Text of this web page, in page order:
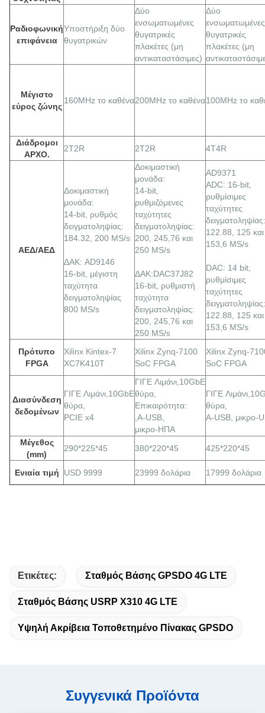
Ραδιοφωνική
επιφάνεια
Υποστήριξη δύο
θυγατρικών
Δύο
ενσωματωμένες
θυγατρικές
πλακέτες (μη
αντικαταστάσιμες)
Δύο
ενσωματωμένες
θυγατρικές
πλακέτες (μη
Μέγιστο
εύρος ζώνης
160MHz το καθένα200MHz το καθένα100MHz το
Διάδρομοι
ΑΡΧΟ.
2Τ2R 2Τ2R 4Τ4R
ΑΕΔ/ΑΕΔ
Δοκιμαστική
μονάδα:
14-bit, ρυθμός
δειγματοληψίας:
184.32, 200 MS/s
ΔΑΚ: AD9146
16-bit, μέγιστη
ταχύτητα
δειγματοληψίας
800 MS/s
Δοκιμαστική
μονάδα:
14-bit,
ρυθμιζόμενες
ταχύτητες
δειγματοληψίας:
200, 245,76 και
250 MS/s
ΔΑΚ:DAC37J82
16-bit, ρυθμιστή
ταχύτητα
δειγματοληψίας:
200, 245,76 και
250 MS/s
AD9371
ADC: 16-bit,
ρυθμίσιμες
ταχύτητες
δειγματοληψίας:
122.88, 125 και
153,6 MS/s
DAC: 14 bit,
ρυθμίσιμες
ταχύτητες
δειγματοληψίας:
122.88, 125 και
153,6 MS/s
Πρότυπο
FPGA
Xilinx Kintex-7
XC7K410T
Xilinx Zynq-7100
SoC FPGA
Xilinx Zynq-
SoC FPGA
Διασύνδεση
δεδομένων
ΓΙΓΕ Λιμάνι, 10GbE
θύρα,
PCIE x4
ΓΙΓΕ Λιμάνι, 10GbE
θύρα,
Επικαιρότητα:
,A-USB,
μικρο-ΗΠΑ
ΓΙΓΕ Λιμάνι,
θύρα,
A-USB, μικρο-
Μέγεθος
(mm)
290*225*45 380*220*45 425*220*45
Ενιαία τιμή USD 9999 23999 δολάρια 17999 δολάρια
Ετικέτες: Σταθμός Βάσης GPSDO 4G LTE
Σταθμός Βάσης USRP X310 4G LTE
Υψηλή Ακρίβεια Τοποθετημένο Πίνακας GPSDO
Συγγενικά Προϊόντα